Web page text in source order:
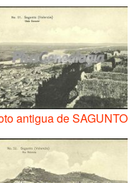
antigua de SAGUNTO